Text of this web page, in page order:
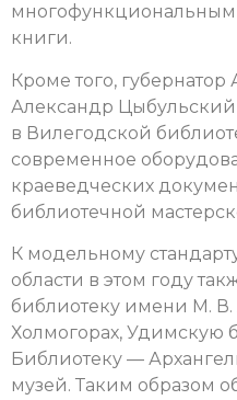
книги.
Кроме того, губернатор
Александр Цыбульский
в Вилегодской
современное
краеведческих
библиотечной
К модельному
области в этом году
библиотеку имени М.
Холмогорах, Удимскую
Библиотеку —
музей. Таким образом